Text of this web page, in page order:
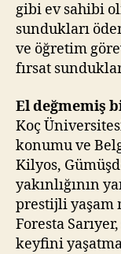
gibi ev sahibi
sundukları
ve öğretim
fırsat
El değmemiş
Koç
konumu ve
Kilyos,
yakınlığının
prestijli yaşam
Foresta
keyfini